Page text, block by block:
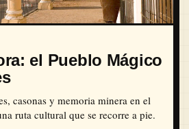
el Pueblo Mágico
casonas y memoria minera en el
ruta cultural que se recorre a pie.